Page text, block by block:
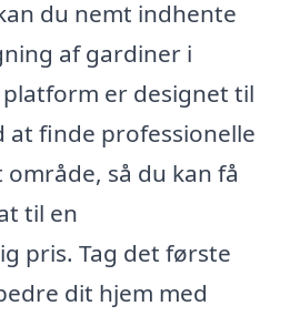
du nemt indhente
af gardiner i
platform er designet til
finde professionelle
så du kan få
til en
pris. Tag det første
dit hjem med